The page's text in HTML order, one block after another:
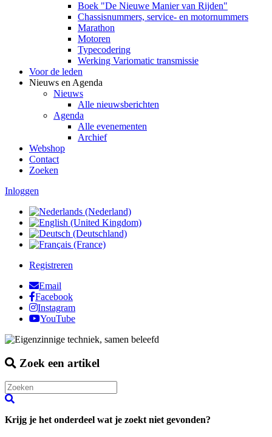
Boek "De Nieuwe Manier van Rijden"
Chassisnummers, service- en motornummers
Marathon
Motoren
Typecodering
Werking Variomatic transmissie
Voor de leden
Nieuws en Agenda
Nieuws
Alle nieuwsberichten
Agenda
Alle evenementen
Archief
Webshop
Contact
Zoeken
Inloggen
Registreren
Email
Facebook
Instagram
YouTube
Zoek een artikel
Krijg je het onderdeel wat je zoekt niet gevonden?